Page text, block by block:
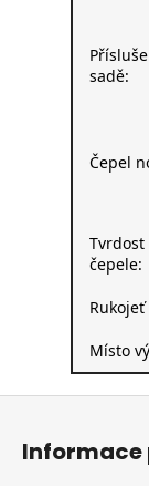
sadě:
Čepel
Tvrdost
čepele:
Místo
Informace